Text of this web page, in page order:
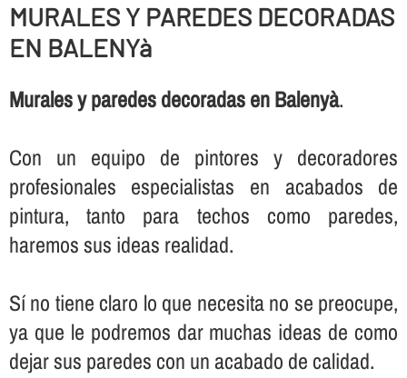
MURALES Y PAREDES DECORADAS
EN BALENYà
Murales y paredes decoradas en Balenyà.
Con un equipo de pintores y decoradores
profesionales especialistas en acabados de
pintura, tanto para techos como paredes,
haremos sus ideas realidad.
Sí­ no tiene claro lo que necesita no se preocupe,
ya que le podremos dar muchas ideas de como
dejar sus paredes con un acabado de calidad.